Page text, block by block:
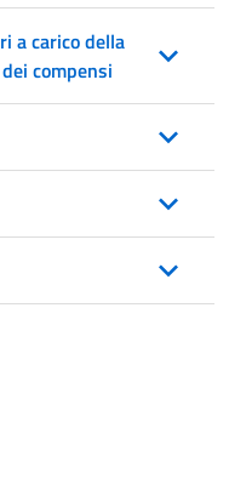
a carico della
compensi